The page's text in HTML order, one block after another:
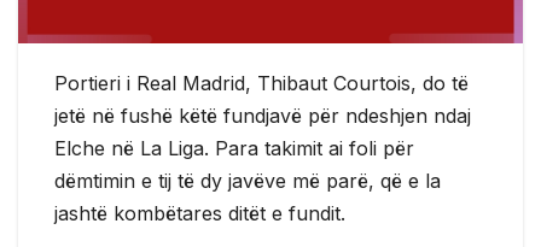
Portieri i Real Madrid, Thibaut Courtois, do të
jetë në fushë këtë fundjavë për ndeshjen ndaj
Elche në La Liga. Para takimit ai foli për
dëmtimin e tij të dy javëve më parë, që e la
jashtë kombëtares ditët e fundit.